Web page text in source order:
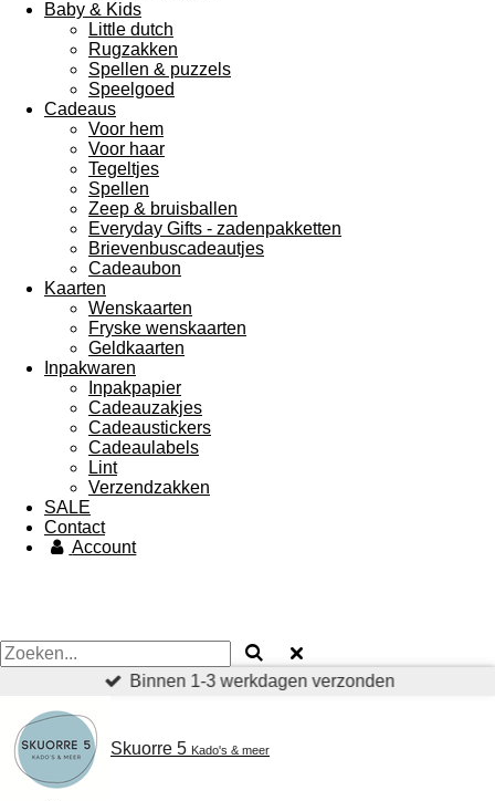
Baby & Kids
Little dutch
Rugzakken
Spellen & puzzels
Speelgoed
Cadeaus
Voor hem
Voor haar
Tegeltjes
Spellen
Zeep & bruisballen
Everyday Gifts - zadenpakketten
Brievenbuscadeautjes
Cadeaubon
Kaarten
Wenskaarten
Fryske wenskaarten
Geldkaarten
Inpakwaren
Inpakpapier
Cadeauzakjes
Cadeaustickers
Cadeaulabels
Lint
Verzendzakken
SALE
Contact
Account
Binnen 1-3 werkdagen verzonden
Skuorre 5 Kado's & meer